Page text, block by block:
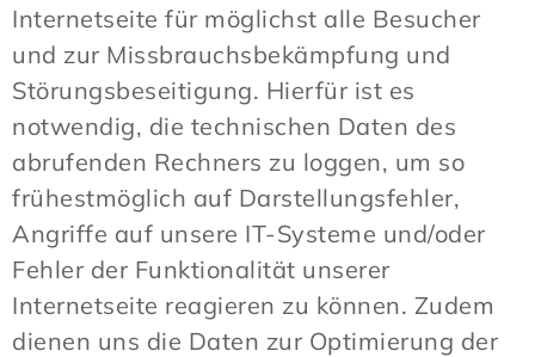
Internetseite für möglichst alle Besucher
und zur Missbrauchsbekämpfung und
Störungsbeseitigung. Hierfür ist es
notwendig, die technischen Daten des
abrufenden Rechners zu loggen, um so
frühestmöglich auf Darstellungsfehler,
Angriffe auf unsere IT-Systeme und/oder
Fehler der Funktionalität unserer
Internetseite reagieren zu können. Zudem
dienen uns die Daten zur Optimierung der